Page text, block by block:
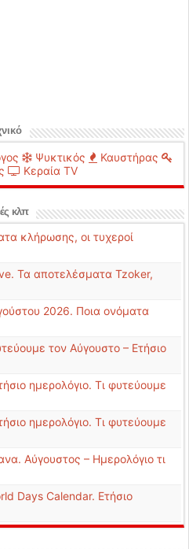
Ψυκτικός
Καυστήρας
Κεραία TV
κλπ
κλήρωσης, οι τυχεροί
Τα αποτελέσματα Tzoker,
2026. Ποια ονόματα
τον Αύγουστο – Ετήσιο
ημερολόγιο. Τι φυτεύουμε
ημερολόγιο. Τι φυτεύουμε
Αύγουστος – Ημερολόγιο τι
Days Calendar. Ετήσιο